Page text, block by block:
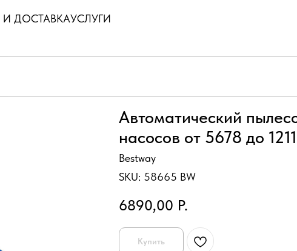
И ДОСТАВКАУСЛУГИ
Автоматический
насосов от 5678 до
Bestway
SKU: 58665 BW
6890,00 Р.
Купить